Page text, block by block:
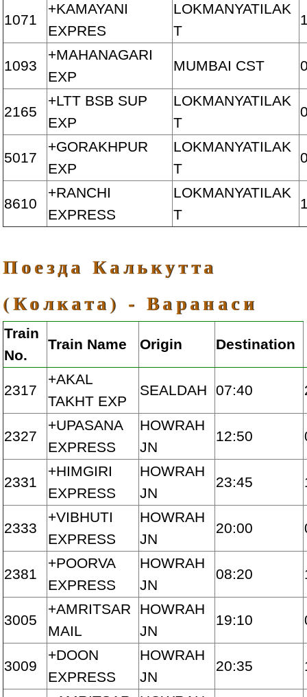
1071
+KAMAYANI
EXPRES
LOKMANYATILAK
T
1093
+MAHANAGARI
EXP
MUMBAI CST
2165
+LTT BSB SUP
EXP
LOKMANYATILAK
T
5017
+GORAKHPUR
EXP
LOKMANYATILAK
T
8610
+RANCHI
EXPRESS
LOKMANYATILAK
T
Поезда Калькутта
(Колката) - Варанаси
Train
No.
Train Name Origin Destination
2317
+AKAL
TAKHT EXP
SEALDAH 07:40
2327
+UPASANA
EXPRESS
HOWRAH
JN
12:50
2331
+HIMGIRI
EXPRESS
HOWRAH
JN
23:45
2333
+VIBHUTI
EXPRESS
HOWRAH
JN
20:00
2381
+POORVA
EXPRESS
HOWRAH
JN
08:20
3005
+AMRITSAR
MAIL
HOWRAH
JN
19:10
3009
+DOON
EXPRESS
HOWRAH
JN
20:35